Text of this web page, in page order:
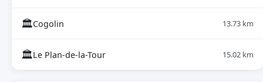
🏛Cogolin 13.73 km
🏛Le Plan-de-la-Tour 15.02 km